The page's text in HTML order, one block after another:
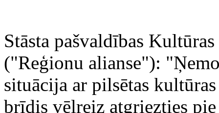
Stāsta pašvaldības
("Reģionu alianse"):
situācija ar pilsētas
brīdis vēlreiz atgriezties pie